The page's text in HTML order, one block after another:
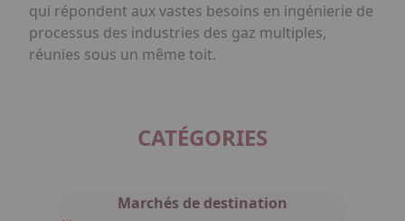
qui répondent aux vastes besoins en ingénierie de
processus des industries des gaz multiples,
réunies sous un même toit.
CATÉGORIES
Marchés de destination